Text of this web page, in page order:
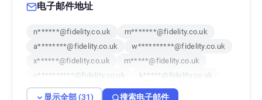
电子邮件地址
n******@fidelity.co.uk
m*******@fidelity.co.uk
a********@fidelity.co.uk
w**********@fidelity.co.uk
x******@fidelity.co.uk
m*****@fidelity.co.uk
c**********@fidelity.co.uk
k*****@fidelity.co.uk
f*****@fidelity.co.uk
u******@fidelity.co.uk
显示全部 (31) 搜索电子邮件